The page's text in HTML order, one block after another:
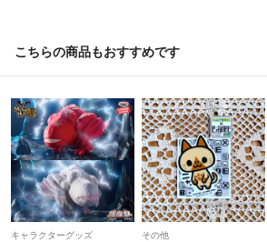
こちらの商品もおすすめです
キャラクターグッズ その他